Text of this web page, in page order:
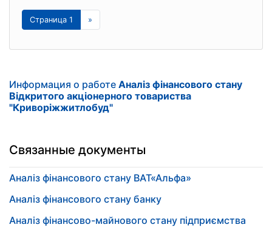
Страница 1 »
Информация о работе Аналіз фінансового стану
Вiдкритого акцiонерного товариства
"Криворiжжитлобуд"
Связанные документы
Аналіз фінансового стану ВАТ«Альфа»
Аналіз фінансового стану банку
Аналіз фінансово-майнового стану підприємства